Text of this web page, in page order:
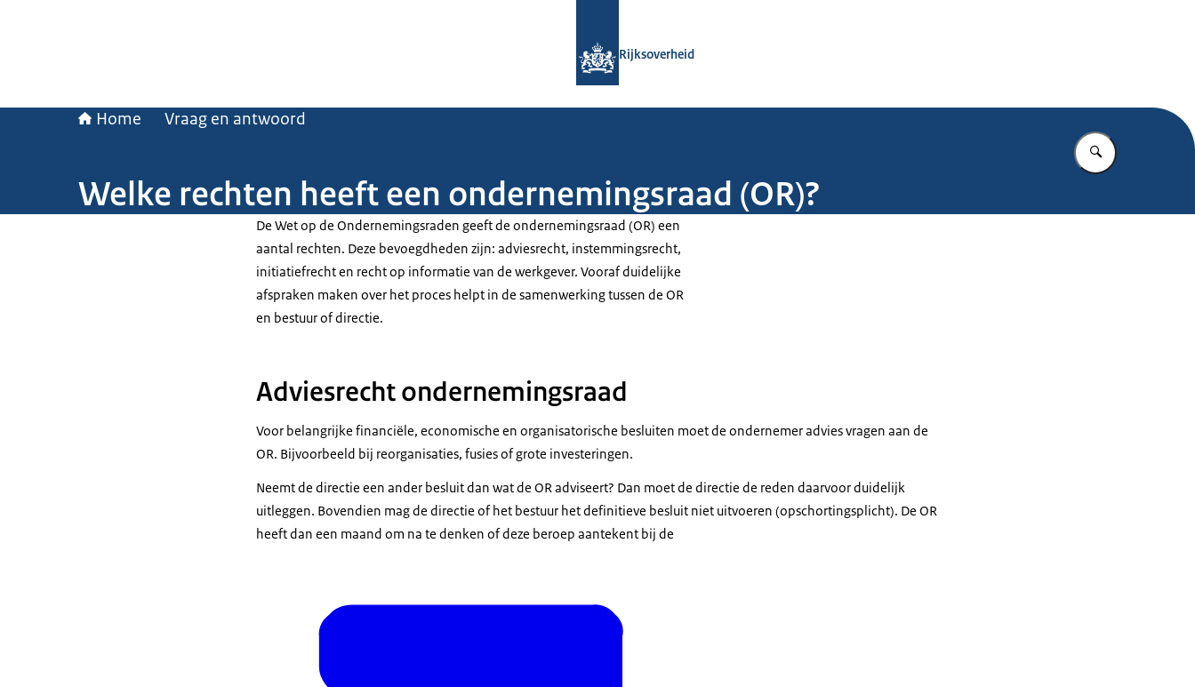
Rijksoverheid
Home Vraag en antwoord
Vul in wat u
Welke rechten heeft een ondernemingsraad (OR)?
De Wet op de Ondernemingsraden geeft de ondernemingsraad (OR) een
aantal rechten. Deze bevoegdheden zijn: adviesrecht, instemmingsrecht,
initiatiefrecht en recht op informatie van de werkgever. Vooraf duidelijke
afspraken maken over het proces helpt in de samenwerking tussen de OR
en bestuur of directie.
Adviesrecht ondernemingsraad
Voor belangrijke financiële, economische en organisatorische besluiten moet de ondernemer advies vragen aan de
OR. Bijvoorbeeld bij reorganisaties, fusies of grote investeringen.
Neemt de directie een ander besluit dan wat de OR adviseert? Dan moet de directie de reden daarvoor duidelijk
uitleggen. Bovendien mag de directie of het bestuur het definitieve besluit niet uitvoeren (opschortingsplicht). De OR
heeft dan een maand om na te denken of deze beroep aantekent bij de